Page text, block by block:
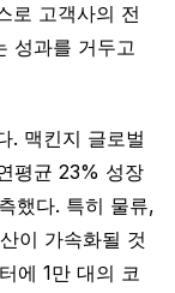
로 고객사의 전
성과를 거두고
. 맥킨지 글로벌
평균 23% 성장
했다. 특히 물류,
이 가속화될 것
에 1만 대의 코